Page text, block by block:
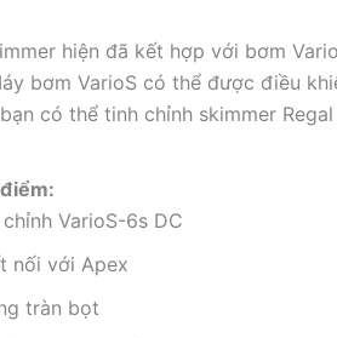
hiện đã kết hợp với bơm
bơm VarioS có thể được điều
có thể tinh chỉnh skimmer
VarioS-6s DC
nối với Apex
tràn bọt